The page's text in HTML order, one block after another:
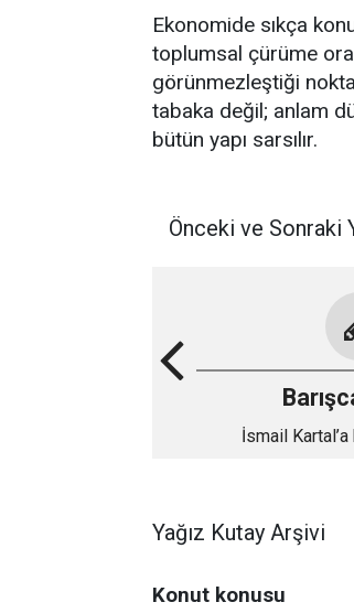
Ekonomide sıkça
toplumsal çürüme
görünmezleştiği
tabaka değil; anlam
bütün yapı sarsılır.
Önceki ve Sonraki
İsmail Kartal’a
Yağız Kutay Arşivi
Konut konusu